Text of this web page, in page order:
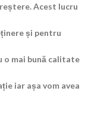
Acest lucru
și pentru
mai bună calitate
iar așa vom avea